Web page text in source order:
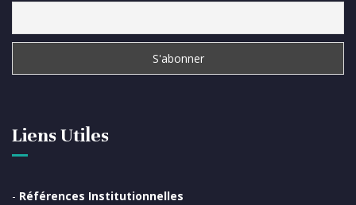
Liens Utiles
- Références Institutionnelles